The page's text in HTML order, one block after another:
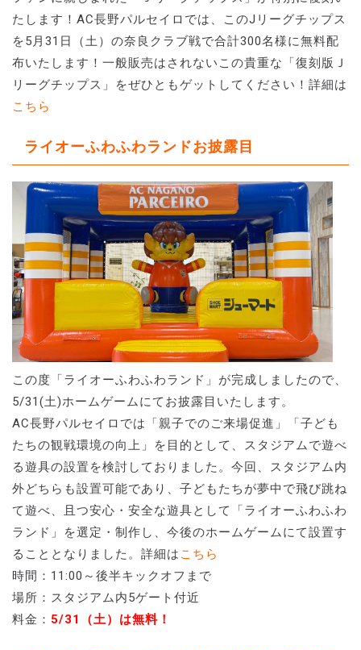
たします！AC長野パルセイロでは、このJリーグチップス
を5月31日（土）の奈良クラブ戦で合計300名様に無料配
布いたします！一般販売はされないこの貴重な「復刻版Ｊ
リーグチップス」をぜひともゲットしてください！詳細は
こちら
ライオーふわふわランドお披露目
この度「ライオーふわふわランド」が完成しましたので、
5/31(土)ホームゲームにてお披露目いたします。
AC長野パルセイロでは「親子でのご来場促進」「子ども
たちの観戦環境の向上」を目的として、スタジアムで遊べ
る遊具の設置を検討しておりました。今回、スタジアム内
外どちらも設置可能であり、子どもたちが夢中で飛び跳ね
て遊べ、且つ安心・安全な遊具として「ライオーふわふわ
ランド」を選定・制作し、今後のホームゲームにて設置す
ることとなりました。詳細は こちら
時間：11:00～後半キックオフまで
場所：スタジアム内5ゲート付近
料金： 5/31（土）は無料！